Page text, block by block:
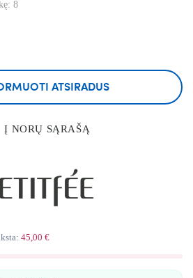
8
ATSIRADUS
Į NORŲ SĄRAŠĄ
45,00 €